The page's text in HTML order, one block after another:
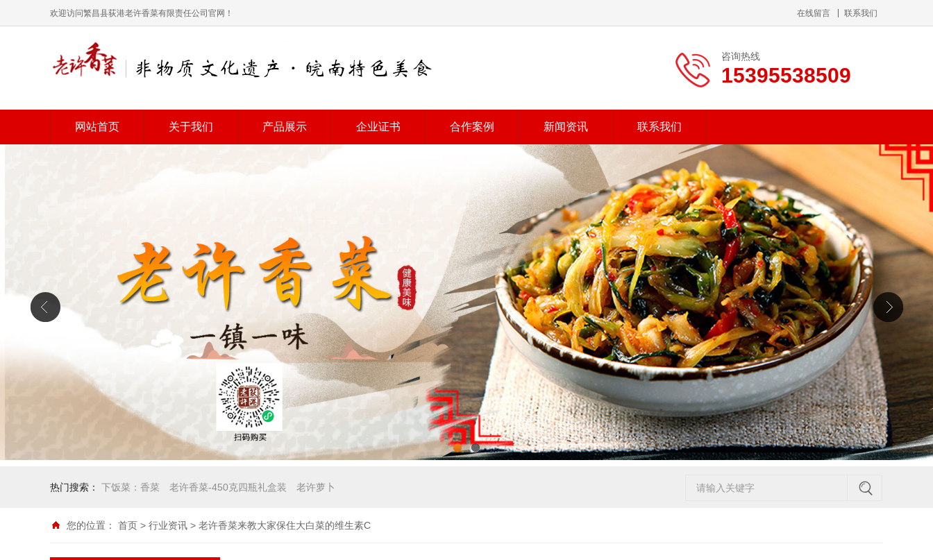
欢迎访问繁昌县荻港老许香菜有限责任公司官网！ 在线留言 联系我们
咨询热线
15395538509
网站首页 关于我们 产品展示 企业证书 合作案例 新闻资讯 联系我们
1 2
热门搜索： 下饭菜：香菜 老许香菜-450克四瓶礼盒装 老许萝卜
您的位置： 首页 > 行业资讯 > 老许香菜来教大家保住大白菜的维生素C